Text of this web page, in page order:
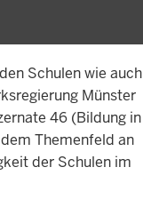
Schulen wie auch
Münster
46 (Bildung in
Themenfeld an
der Schulen im